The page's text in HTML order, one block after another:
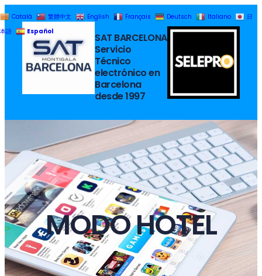
Saltar
al
contenido
SAT BARCELONA
Servicio
Técnico
electrónico en
Barcelona
desde 1997
MODO HOTEL
Català 繁體中文 English Français Deutsch Italiano
日
本語
Español